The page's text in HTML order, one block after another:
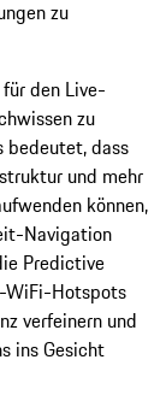
zu
den Live-
zu
bedeutet, dass
und mehr
können,
Navigation
Predictive
WiFi-Hotspots
verfeinern und
ins Gesicht